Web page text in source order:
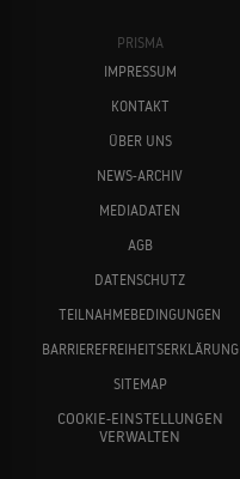
PRISMA
IMPRESSUM
KONTAKT
ÜBER UNS
NEWS-ARCHIV
MEDIADATEN
AGB
DATENSCHUTZ
TEILNAHMEBEDINGUNGEN
BARRIEREFREIHEITSERKLÄRUNG
SITEMAP
COOKIE-EINSTELLUNGEN
VERWALTEN